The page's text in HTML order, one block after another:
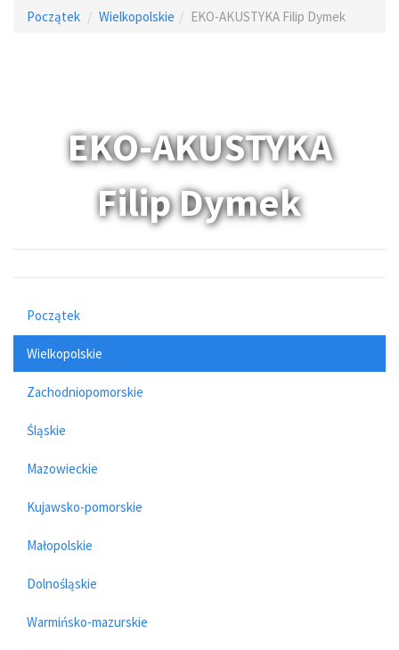
Początek Wielkopolskie EKO-AKUSTYKA Filip Dymek
EKO-AKUSTYKA
Filip Dymek
Początek
Wielkopolskie
Zachodniopomorskie
Śląskie
Mazowieckie
Kujawsko-pomorskie
Małopolskie
Dolnośląskie
Warmińsko-mazurskie